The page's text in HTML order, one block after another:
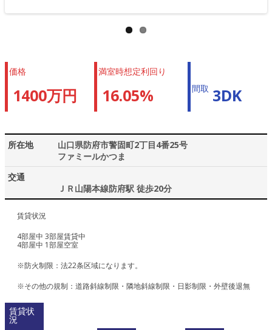
価格
1400万円
満室時想定利回り
16.05% 間取 3DK
所在地
山口県防府市警固町2丁目4番25号
ファミールかつま
交通
ＪＲ山陽本線防府駅 徒歩20分
賃貸状況
4部屋中 3部屋賃貸中
4部屋中 1部屋空室
※防火制限：法22条区域になります。
※その他の規制：道路斜線制限・隣地斜線制限・日影制限・外壁後退無
賃貸状
況